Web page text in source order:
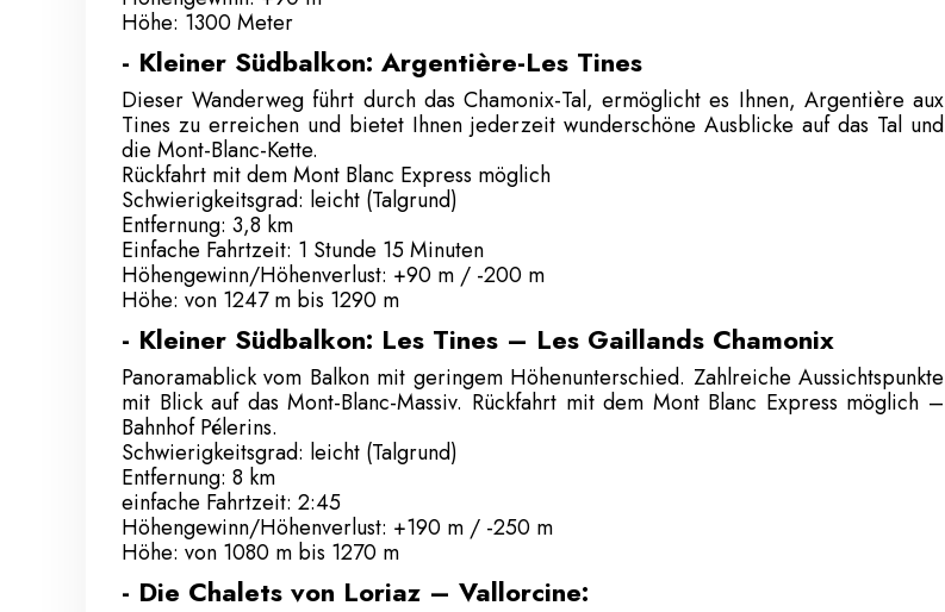
Höhe: 1300 Meter
- Kleiner Südbalkon: Argentière-Les Tines
Dieser Wanderweg führt durch das Chamonix-Tal, ermöglicht es Ihnen, Argentière aux
Tines zu erreichen und bietet Ihnen jederzeit wunderschöne Ausblicke auf das Tal und
die Mont-Blanc-Kette.
Rückfahrt mit dem Mont Blanc Express möglich
Schwierigkeitsgrad: leicht (Talgrund)
Entfernung: 3,8 km
Einfache Fahrtzeit: 1 Stunde 15 Minuten
Höhengewinn/Höhenverlust: +90 m / -200 m
Höhe: von 1247 m bis 1290 m
- Kleiner Südbalkon: Les Tines – Les Gaillands Chamonix
Panoramablick vom Balkon mit geringem Höhenunterschied. Zahlreiche Aussichtspunkte
mit Blick auf das Mont-Blanc-Massiv. Rückfahrt mit dem Mont Blanc Express möglich –
Bahnhof Pélerins.
Schwierigkeitsgrad: leicht (Talgrund)
Entfernung: 8 km
einfache Fahrtzeit: 2:45
Höhengewinn/Höhenverlust: +190 m / -250 m
Höhe: von 1080 m bis 1270 m
- Die Chalets von Loriaz – Vallorcine: